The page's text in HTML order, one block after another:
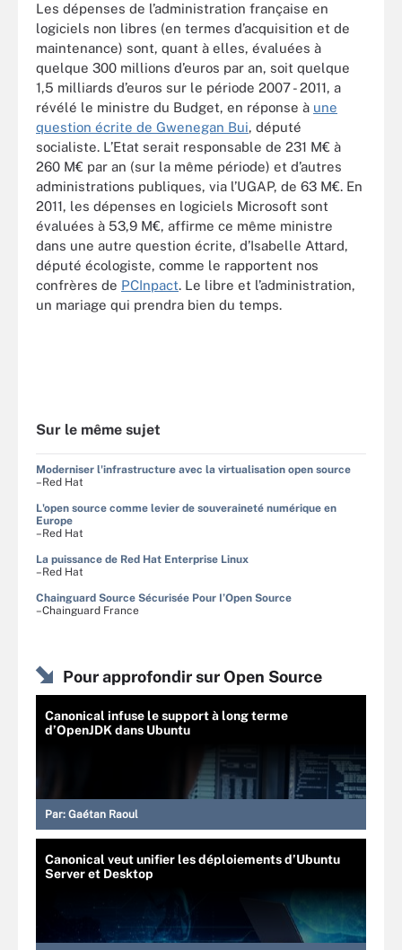
Les dépenses de l’administration française en
logiciels non libres (en termes d’acquisition et de
maintenance) sont, quant à elles, évaluées à
quelque 300 millions d’euros par an, soit quelque
1,5 milliards d’euros sur le période 2007 - 2011, a
révélé le ministre du Budget, en réponse à une
question écrite de Gwenegan Bui, député
socialiste. L’Etat serait responsable de 231 M€ à
260 M€ par an (sur la même période) et d’autres
administrations publiques, via l’UGAP, de 63 M€. En
2011, les dépenses en logiciels Microsoft sont
évaluées à 53,9 M€, affirme ce même ministre
dans une autre question écrite, d’Isabelle Attard,
député écologiste, comme le rapportent nos
confrères de PCInpact. Le libre et l’administration,
un mariage qui prendra bien du temps.
Sur le même sujet
Moderniser l'infrastructure avec la virtualisation open source
–Red Hat
L'open source comme levier de souveraineté numérique en
Europe
–Red Hat
La puissance de Red Hat Enterprise Linux
–Red Hat
Chainguard Source Sécurisée Pour I’Open Source
–Chainguard France
Pour approfondir sur Open Source
Canonical infuse le support à long terme
d’OpenJDK dans Ubuntu
Par: Gaétan Raoul
Canonical veut unifier les déploiements d’Ubuntu
Server et Desktop